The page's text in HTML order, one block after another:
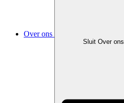
Over ons
Sluit Over ons